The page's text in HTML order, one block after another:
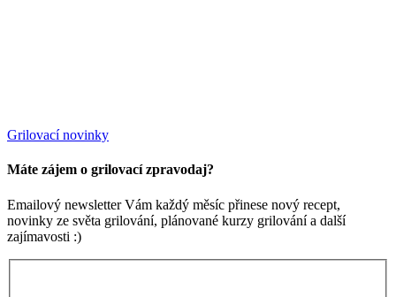
Grilovací novinky
Máte zájem o grilovací zpravodaj?
Emailový newsletter Vám každý měsíc přinese nový recept,
novinky ze světa grilování, plánované kurzy grilování a další
zajímavosti :)